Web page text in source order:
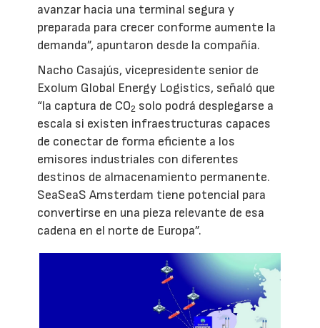
avanzar hacia una terminal segura y
preparada para crecer conforme aumente la
demanda”, apuntaron desde la compañía.
Nacho Casajús, vicepresidente senior de
Exolum Global Energy Logistics, señaló que
“la captura de CO2 solo podrá desplegarse a
escala si existen infraestructuras capaces
de conectar de forma eficiente a los
emisores industriales con diferentes
destinos de almacenamiento permanente.
SeaSeaS Amsterdam tiene potencial para
convertirse en una pieza relevante de esa
cadena en el norte de Europa”.